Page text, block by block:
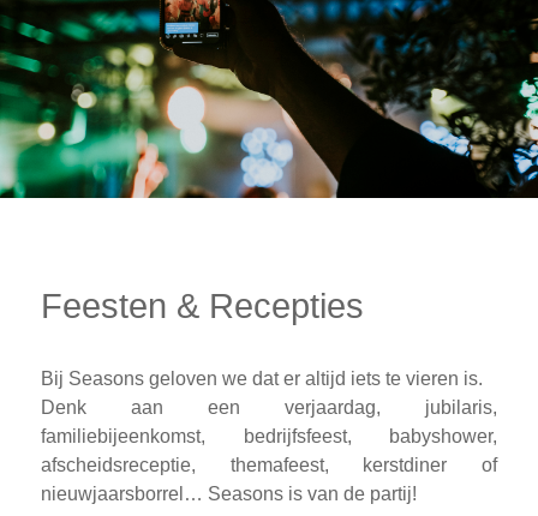
Feesten & Recepties
Bij Seasons geloven we dat er altijd iets te vieren is.
Denk aan een verjaardag, jubilaris,
familiebijeenkomst, bedrijfsfeest, babyshower,
afscheidsreceptie, themafeest, kerstdiner of
nieuwjaarsborrel… Seasons is van de partij!